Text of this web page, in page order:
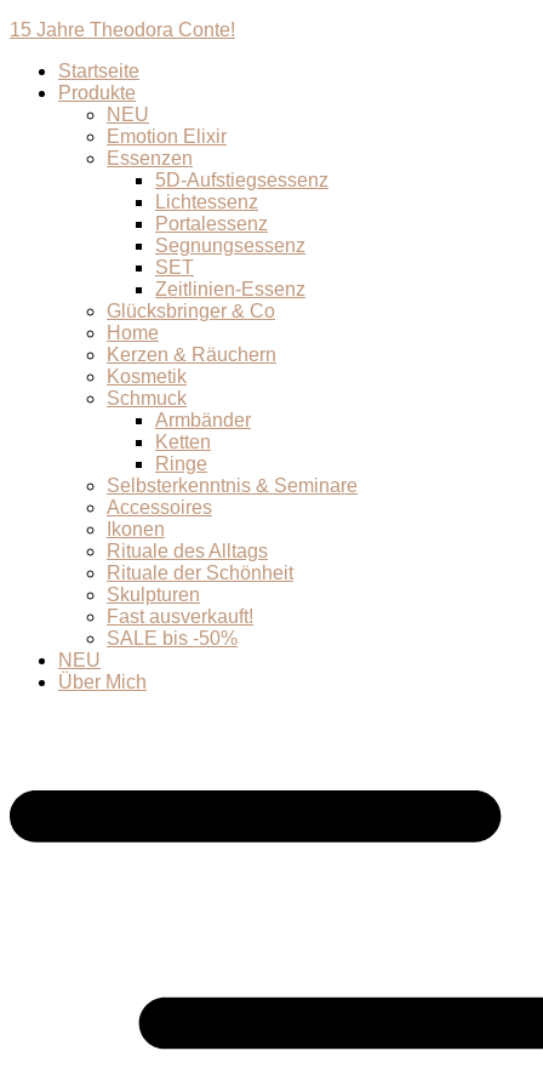
15 Jahre Theodora Conte!
Startseite
Produkte
NEU
Emotion Elixir
Essenzen
5D-Aufstiegsessenz
Lichtessenz
Portalessenz
Segnungsessenz
SET
Zeitlinien-Essenz
Glücksbringer & Co
Home
Kerzen & Räuchern
Kosmetik
Schmuck
Armbänder
Ketten
Ringe
Selbsterkenntnis & Seminare
Accessoires
Ikonen
Rituale des Alltags
Rituale der Schönheit
Skulpturen
Fast ausverkauft!
SALE bis -50%
NEU
Über Mich